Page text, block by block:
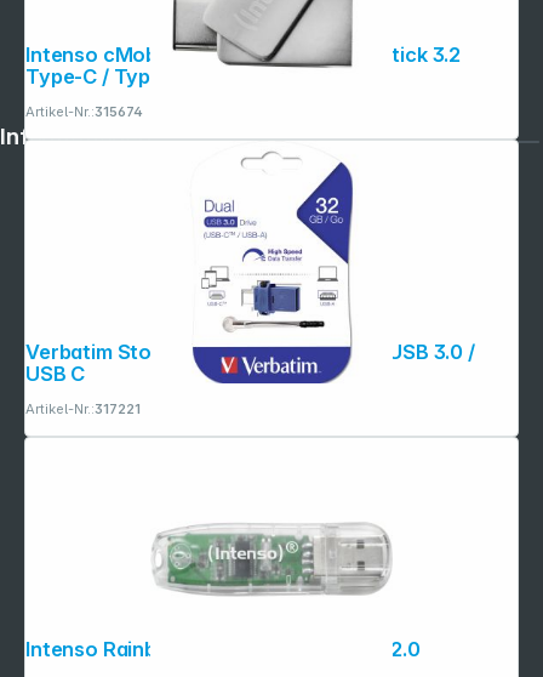
Intenso cMobile Line OTG 32GB USB Stick 3.2
Type-C / Type-A
Artikel-Nr.:315674
Verbatim Store n Go 32GB Dual Drive USB 3.0 /
USB C
Artikel-Nr.:317221
Intenso Rainbow Line 32GB USB Stick 2.0
Informationen